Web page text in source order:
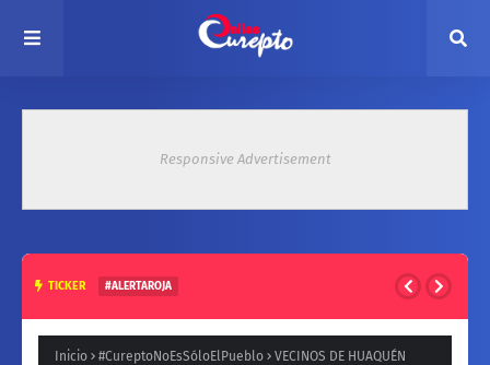
Responsive Advertisement
TICKER #ALERTAROJA
Inicio #CureptoNoEsSóloElPueblo
VECINOS DE HUAQUÉN